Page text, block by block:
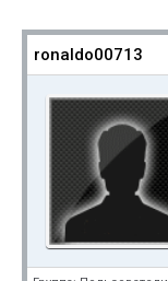
ronaldo00713